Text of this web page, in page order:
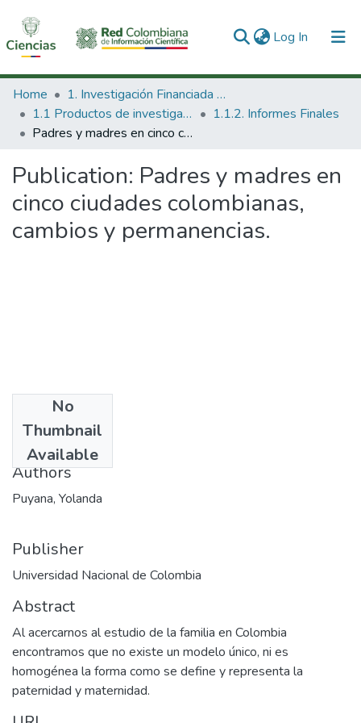
Log In (current)
Communities & Collections
All of DSpace
Home
1. Investigación Financiada con Recursos Públicos
1.1 Productos de investigación
1.1.2. Informes Finales
Padres y madres en cinco ciudades colombianas, cambios y permanencias.
Publication: Padres y madres en
cinco ciudades colombianas,
cambios y permanencias.
No
Thumbnail
Available
2003-02
Authors
Puyana, Yolanda
Publisher
Universidad Nacional de Colombia
Abstract
Al acercarnos al estudio de la familia en Colombia
encontramos que no existe un modelo único, ni es
homogénea la forma como se define y representa la
paternidad y maternidad.